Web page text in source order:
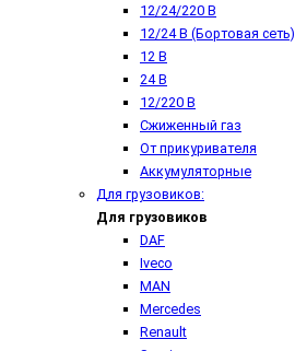
12/24/220 В
12/24 В (Бортовая сеть)
12 В
24 В
12/220 В
Сжиженный газ
От прикуривателя
Аккумуляторные
Для грузовиков:
Для грузовиков
DAF
Iveco
MAN
Mercedes
Renault